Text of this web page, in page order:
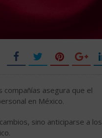
asegura que el
en México.
sino anticiparse a los